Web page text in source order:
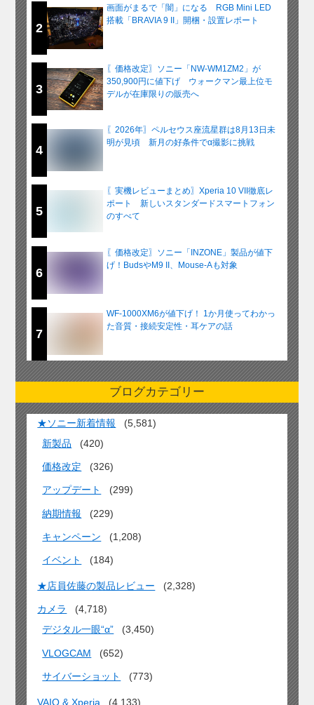
2
画面がまるで「闇」になる RGB Mini LED
搭載「BRAVIA 9 II」開梱・設置レポート
3
〖価格改定〗ソニー「NW-WM1ZM2」が
350,900円に値下げ ウォークマン最上位モ
デルが在庫限りの販売へ
4
〖2026年〗ペルセウス座流星群は8月13日未
明が見頃 新月の好条件でα撮影に挑戦
5
〖実機レビューまとめ〗Xperia 10 VII徹底レ
ポート 新しいスタンダードスマートフォン
のすべて
6
〖価格改定〗ソニー「INZONE」製品が値下
げ！BudsやM9 II、Mouse-Aも対象
7
WF-1000XM6が値下げ！ 1か月使ってわかっ
た音質・接続安定性・耳ケアの話
ブログカテゴリー
★ソニー新着情報
(5,581)
新製品
(420)
価格改定 (326)
アップデート (299)
納期情報 (229)
キャンペーン (1,208)
イベント (184)
★店員佐藤の製品レビュー (2,328)
カメラ
(4,718)
デジタル一眼“α”
(3,450)
VLOGCAM (652)
サイバーショット (773)
VAIO & Xperia (4,133)